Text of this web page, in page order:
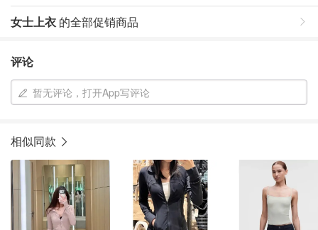
女士上衣 的全部促销商品
评论
暂无评论，打开App写评论
相似同款